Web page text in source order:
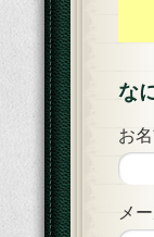
な
お
メ